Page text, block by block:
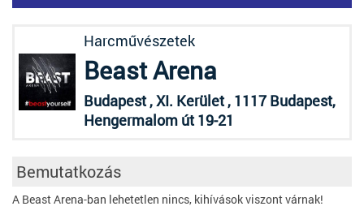
Harcművészetek
Beast Arena
Budapest , XI. Kerület , 1117 Budapest,
Hengermalom út 19-21
Bemutatkozás
A Beast Arena-ban lehetetlen nincs, kihívások viszont várnak!